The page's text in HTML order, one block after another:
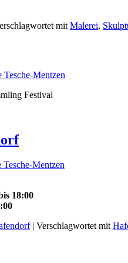
mit Malerei,
Tesche-Mentzen
Festival
Tesche-Mentzen
18:00
| Verschlagwortet mit